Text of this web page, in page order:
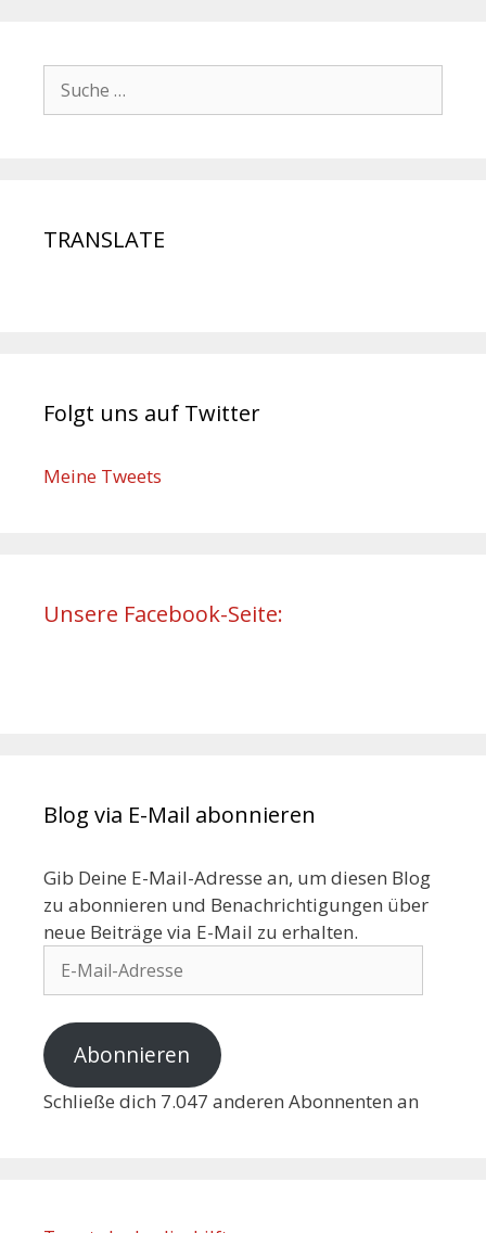
TRANSLATE
Folgt uns auf Twitter
Meine Tweets
Unsere Facebook-Seite:
Blog via E-Mail abonnieren
Gib Deine E-Mail-Adresse an, um diesen Blog
zu abonnieren und Benachrichtigungen über
neue Beiträge via E-Mail zu erhalten.
Abonnieren
Schließe dich 7.047 anderen Abonnenten an